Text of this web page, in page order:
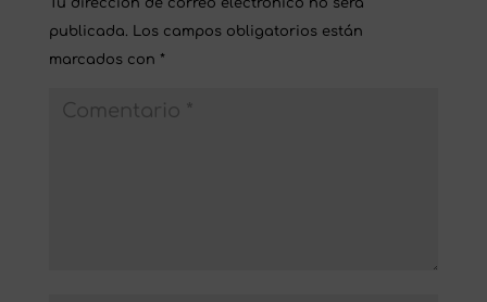
Tu dirección de correo electrónico no será
publicada. Los campos obligatorios están
marcados con *